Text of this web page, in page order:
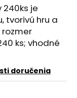
240ks je
tvorivú hru a
ks; vhodné
doručenia